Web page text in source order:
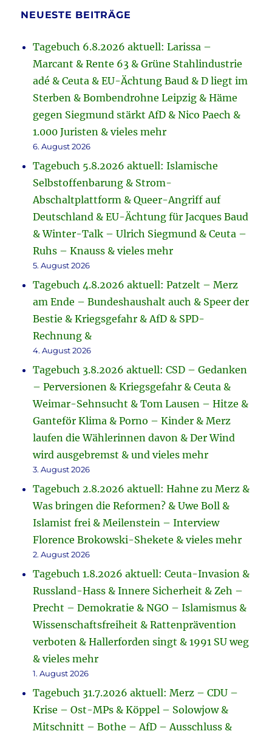
NEUESTE BEITRÄGE
Tagebuch 6.8.2026 aktuell: Larissa –
Marcant & Rente 63 & Grüne Stahlindustrie
adé & Ceuta & EU-Ächtung Baud & D liegt im
Sterben & Bombendrohne Leipzig & Häme
gegen Siegmund stärkt AfD & Nico Paech &
1.000 Juristen & vieles mehr
6. August 2026
Tagebuch 5.8.2026 aktuell: Islamische
Selbstoffenbarung & Strom-
Abschaltplattform & Queer-Angriff auf
Deutschland & EU-Ächtung für Jacques Baud
& Winter-Talk – Ulrich Siegmund & Ceuta –
Ruhs – Knauss & vieles mehr
5. August 2026
Tagebuch 4.8.2026 aktuell: Patzelt – Merz
am Ende – Bundeshaushalt auch & Speer der
Bestie & Kriegsgefahr & AfD & SPD-
Rechnung &
4. August 2026
Tagebuch 3.8.2026 aktuell: CSD – Gedanken
– Perversionen & Kriegsgefahr & Ceuta &
Weimar-Sehnsucht & Tom Lausen – Hitze &
Ganteför Klima & Porno – Kinder & Merz
laufen die Wählerinnen davon & Der Wind
wird ausgebremst & und vieles mehr
3. August 2026
Tagebuch 2.8.2026 aktuell: Hahne zu Merz &
Was bringen die Reformen? & Uwe Boll &
Islamist frei & Meilenstein – Interview
Florence Brokowski-Shekete & vieles mehr
2. August 2026
Tagebuch 1.8.2026 aktuell: Ceuta-Invasion &
Russland-Hass & Innere Sicherheit & Zeh –
Precht – Demokratie & NGO – Islamismus &
Wissenschaftsfreiheit & Rattenprävention
verboten & Hallerforden singt & 1991 SU weg
& vieles mehr
1. August 2026
Tagebuch 31.7.2026 aktuell: Merz – CDU –
Krise – Ost-MPs & Köppel – Solowjow &
Mitschnitt – Bothe – AfD – Ausschluss &